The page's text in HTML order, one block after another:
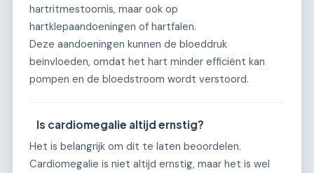
hartritmestoornis, maar ook op
hartklepaandoeningen of hartfalen.
Deze aandoeningen kunnen de bloeddruk
beïnvloeden, omdat het hart minder efficiënt kan
pompen en de bloedstroom wordt verstoord.
Is cardiomegalie altijd ernstig?
Het is belangrijk om dit te laten beoordelen.
Cardiomegalie is niet altijd ernstig, maar het is wel